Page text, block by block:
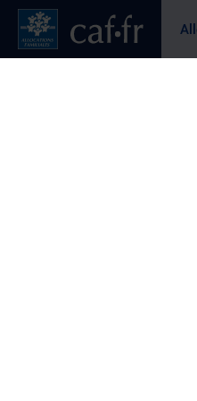
Contenu principal
Pied de page
A la une